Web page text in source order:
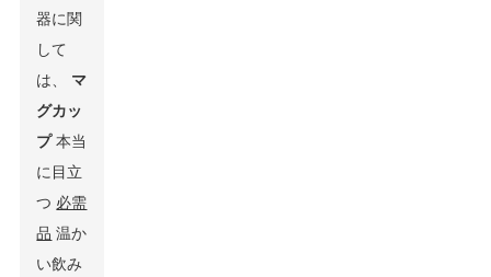
器に関
して
は、 マ
グカッ
プ本当
に目立
つ必需
品 温か
い飲み